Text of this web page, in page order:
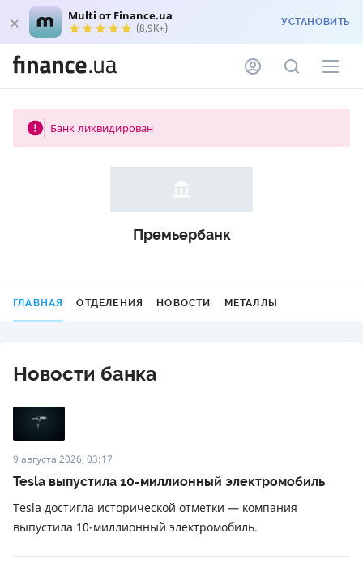
Multi от Finance.ua
(8,9K+) УСТАНОВИТЬ
Банк ликвидирован
Премьербанк
ГЛАВНАЯ ОТДЕЛЕНИЯ НОВОСТИ МЕТАЛЛЫ
Новости банка
9 августа 2026, 03:17
Tesla выпустила 10-миллионный электромобиль
Tesla достигла исторической отметки — компания
выпустила 10-миллионный электромобиль.